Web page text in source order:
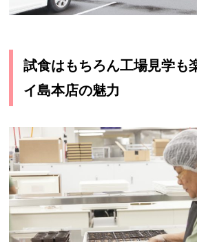
試食はもちろん工場見学も
イ島本店の魅力